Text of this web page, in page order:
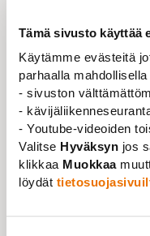
Tämä sivusto käyttää
Käytämme evästeitä
parhaalla
- sivuston
-
- Youtube-videoiden
Valitse Hyväksyn jos
klikkaa Muokkaa
löydät
Detaljer om
datumet. Låt oss
våra röster hörda
för alla arbetstagare.
till oss den 1 maj för
aktionsdag! Håll dig
AKTUELLT
dig